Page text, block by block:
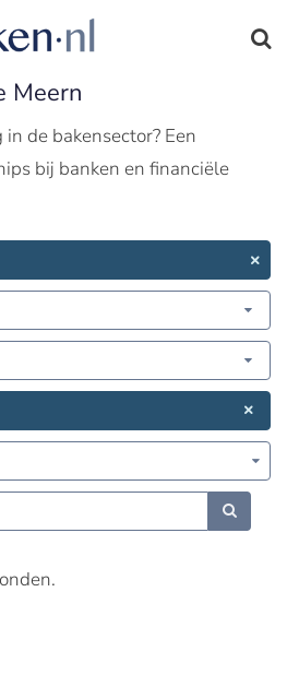
Meern
de bakensector? Een
bij banken en financiële